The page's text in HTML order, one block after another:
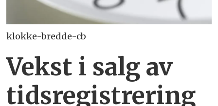
klokke-bredde-cb
Vekst i salg av
tidsregistrering